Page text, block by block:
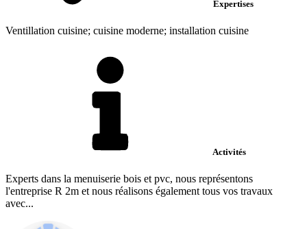
Expertises
Ventillation cuisine; cuisine moderne; installation cuisine
Activités
Experts dans la menuiserie bois et pvc, nous représentons
l'entreprise R 2m et nous réalisons également tous vos travaux
avec...